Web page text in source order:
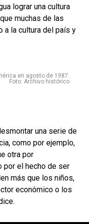
lograr una cultura
muchas de las
a la cultura del país y
en agosto de 1987.
Foto: Archivo histórico
una serie de
como por ejemplo,
otra por
por el hecho de ser
más que los niños,
económico o los